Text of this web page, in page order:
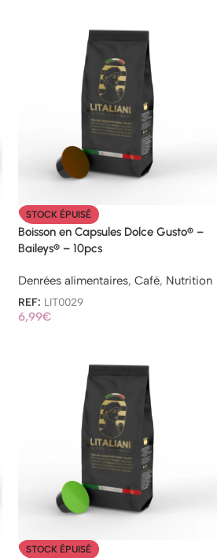
STOCK ÉPUISÉ
Boisson en Capsules Dolce Gusto® –
Baileys® – 10pcs
Denrées alimentaires, Café, Nutrition
REF: LIT0029
6,99€
STOCK ÉPUISÉ